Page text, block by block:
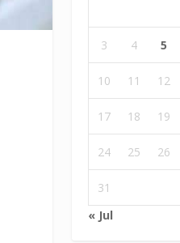
3 4 5
10 11 12
17 18 19
24 25 26
31
« Jul